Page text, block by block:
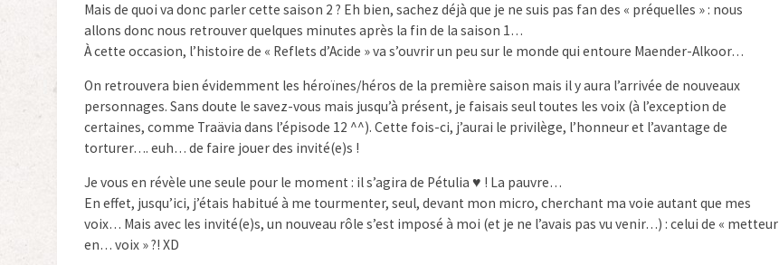
Mais de quoi va donc parler cette saison 2 ? Eh bien, sachez déjà que je ne suis pas fan des « préquelles » : nous
allons donc nous retrouver quelques minutes après la fin de la saison 1…
À cette occasion, l’histoire de « Reflets d’Acide » va s’ouvrir un peu sur le monde qui entoure Maender-Alkoor…
On retrouvera bien évidemment les héroïnes/héros de la première saison mais il y aura l’arrivée de nouveaux
personnages. Sans doute le savez-vous mais jusqu’à présent, je faisais seul toutes les voix (à l’exception de
certaines, comme Traävia dans l’épisode 12 ^^). Cette fois-ci, j’aurai le privilège, l’honneur et l’avantage de
torturer…. euh… de faire jouer des invité(e)s !
Je vous en révèle une seule pour le moment : il s’agira de Pétulia ♥ ! La pauvre…
En effet, jusqu’ici, j’étais habitué à me tourmenter, seul, devant mon micro, cherchant ma voie autant que mes
voix… Mais avec les invité(e)s, un nouveau rôle s’est imposé à moi (et je ne l’avais pas vu venir…) : celui de « metteur
en… voix » ?! XD